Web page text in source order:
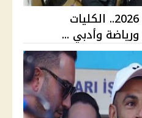
تنسيق المرحلة الثانية 2026.. الكليات
وأدبي ...